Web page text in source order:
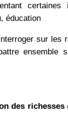
certaines
éducation
sur les
ensemble
des richesses